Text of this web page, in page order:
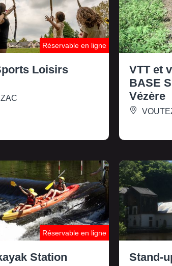
Réservable en ligne
Loisirs
VTT et
BASE
Vézère
Réservable en ligne
Station
Stand-